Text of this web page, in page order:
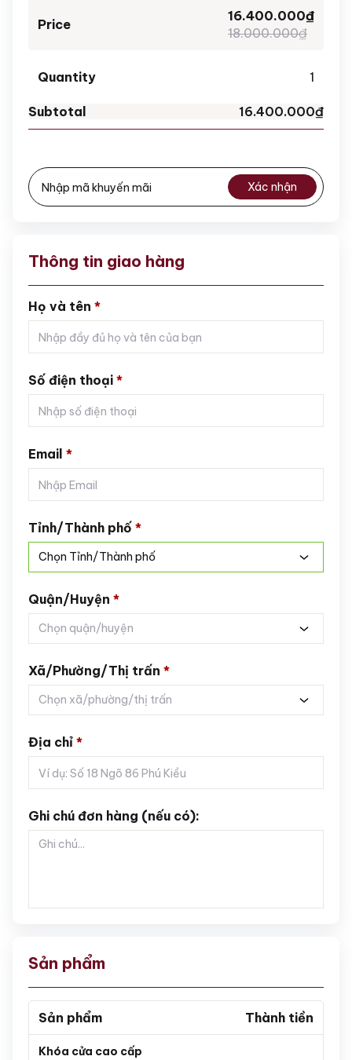
18.000.000₫
16.400.000₫
1
16.400.000₫
Xác nhận
Thông tin giao hàng
Họ và tên *
Số điện thoại *
Email *
Tỉnh/Thành phố *
Chọn Tỉnh/Thành phố
Quận/Huyện *
Chọn quận/huyện
Xã/Phường/Thị trấn *
Chọn xã/phường/thị trấn
Địa chỉ *
Ghi chú đơn hàng (nếu có):
Sản phẩm
Sản phẩm Thành tiền
Khóa cửa cao cấp